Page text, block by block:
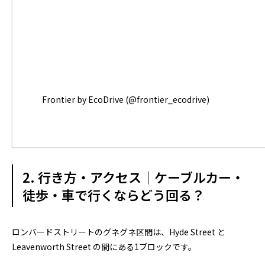
Frontier by EcoDrive (@frontier_ecodrive)
2. 行き方・アクセス｜ケーブルカー・
徒歩・車で行くならどう回る？
ロンバードストリートのグネグネ区間は、Hyde Street と
Leavenworth Street の間にある1ブロックです。